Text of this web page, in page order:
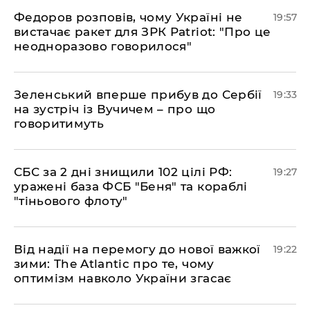
​Федоров розповів, чому Україні не
вистачає ракет для ЗРК Patriot: "Про це
неодноразово говорилося"
19:57
​Зеленський вперше прибув до Сербії
на зустріч із Вучичем – про що
говоритимуть
19:33
​СБС за 2 дні знищили 102 цілі РФ:
уражені база ФСБ "Беня" та кораблі
"тіньового флоту"
19:27
​Від надії на перемогу до нової важкої
зими: The Atlantic про те, чому
оптимізм навколо України згасає
19:22